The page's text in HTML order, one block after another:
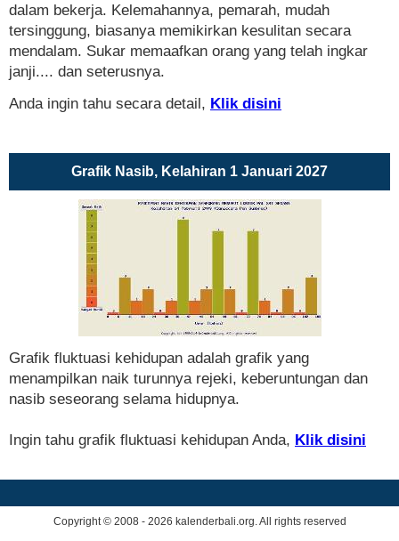
dalam bekerja. Kelemahannya, pemarah, mudah
tersinggung, biasanya memikirkan kesulitan secara
mendalam. Sukar memaafkan orang yang telah ingkar
janji.... dan seterusnya.
Anda ingin tahu secara detail, Klik disini
Grafik Nasib, Kelahiran 1 Januari 2027
Grafik fluktuasi kehidupan adalah grafik yang
menampilkan naik turunnya rejeki, keberuntungan dan
nasib seseorang selama hidupnya.
Ingin tahu grafik fluktuasi kehidupan Anda, Klik disini
Copyright © 2008 - 2026 kalenderbali.org. All rights reserved